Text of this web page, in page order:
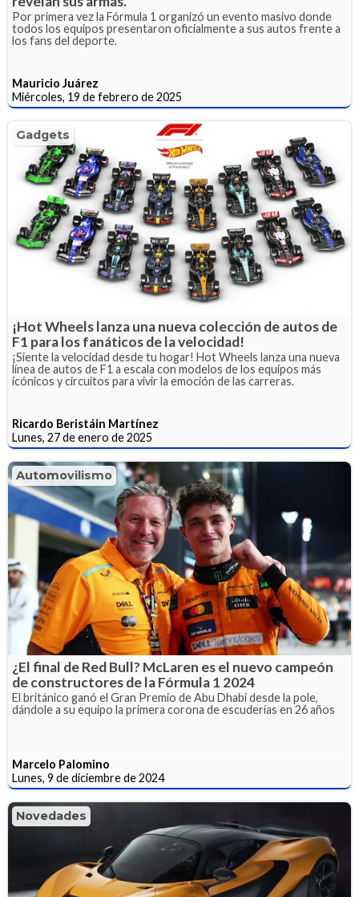
Por primera vez la Fórmula 1 organizó un evento masivo donde
todos los equipos presentaron oficialmente a sus autos frente a
los fans del deporte.
Mauricio Juárez
Miércoles, 19 de febrero de 2025
Gadgets
¡Hot Wheels lanza una nueva colección de autos de
F1 para los fanáticos de la velocidad!
¡Siente la velocidad desde tu hogar! Hot Wheels lanza una nueva
línea de autos de F1 a escala con modelos de los equipos más
icónicos y circuitos para vivir la emoción de las carreras.
Ricardo Beristáin Martínez
Lunes, 27 de enero de 2025
Automovilismo
¿El final de Red Bull? McLaren es el nuevo campeón
de constructores de la Fórmula 1 2024
El británico ganó el Gran Premio de Abu Dhabi desde la pole,
dándole a su equipo la primera corona de escuderías en 26 años
Marcelo Palomino
Lunes, 9 de diciembre de 2024
Novedades